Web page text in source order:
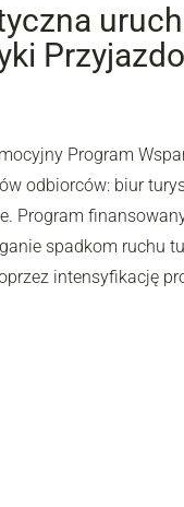
Program
odbiorców: biur
Program
spadkom ruchu
intensyfikację